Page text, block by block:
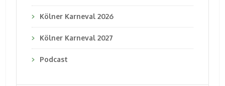
Kölner Karneval 2026
Kölner Karneval 2027
Podcast